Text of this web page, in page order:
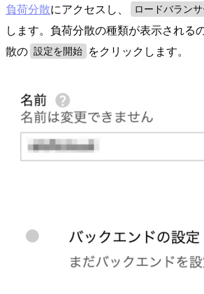
負荷分散にアクセスし、 ロードバラン
します。負荷分散の種類が表示される
散の 設定を開始 をクリックします。